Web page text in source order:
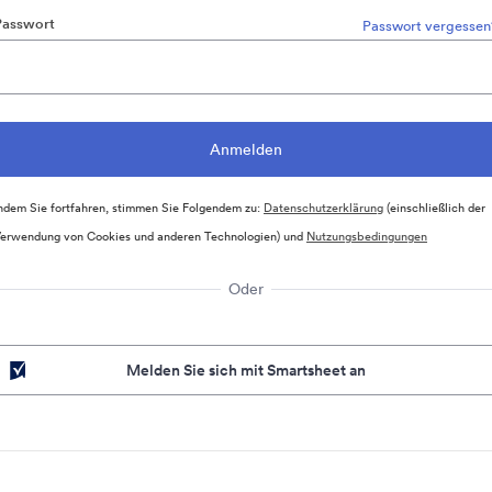
Passwort
Sie fortfahren, stimmen Sie Folgendem zu: Datenschutzerklärung(einschließlich der
von Cookies und anderen Technologien) und Nutzungsbedingungen
Oder
Melden Sie sich mit Smartsheet an